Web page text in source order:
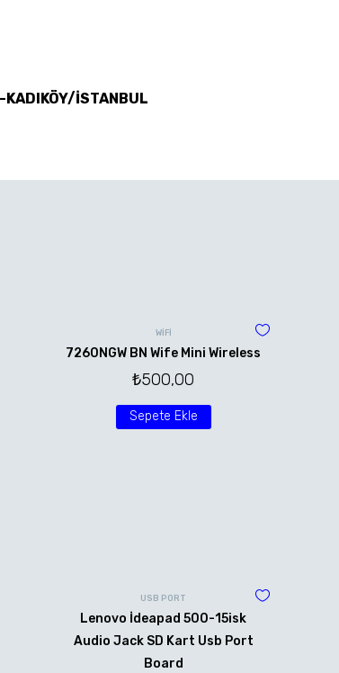
KADIKÖY/İSTANBUL
WİFİ
7260NGW BN Wife Mini Wireless
₺500,00
Sepete Ekle
USB PORT
Lenovo İdeapad 500-15isk
Audio Jack SD Kart Usb Port
Board